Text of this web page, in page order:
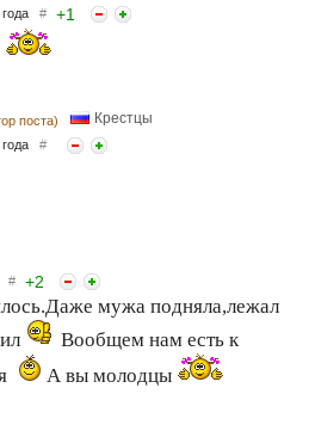
года # +1
поста) Крестцы
года #
# +2
мужа подняла,лежал
Вообщем нам есть к
А вы молодцы